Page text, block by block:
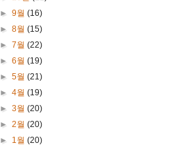
►9월(16)
►8월(15)
►7월(22)
►6월(19)
►5월(21)
►4월(19)
►3월(20)
►2월(20)
► 1월(20)